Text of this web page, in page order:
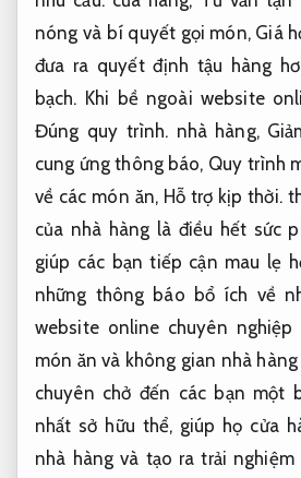
nóng và bí quyết gọi món, Giá
đưa ra quyết định tậu hàng
bạch. Khi bề ngoài website
Đúng quy trình. nhà hàng,
cung ứng thông báo, Quy trình
về các món ăn, Hỗ trợ kịp thời.
của nhà hàng là điều hết sức
giúp các bạn tiếp cận mau lẹ
những thông báo bổ ích về
website online chuyên
món ăn và không gian nhà
chuyên chở đến các bạn một
nhất sở hữu thể, giúp họ cửa
nhà hàng và tạo ra trải